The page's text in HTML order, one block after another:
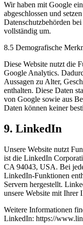
Wir haben mit Google
abgeschlossen und
Datenschutzbehörden
vollständig um.
8.5 Demografische
Diese Website nutzt die
Google Analytics.
Aussagen zu Alter,
enthalten. Diese Daten
von Google sowie aus
Daten können keiner
9. LinkedIn
Unsere Website nutzt
ist die LinkedIn
CA 94043, USA. Bei
LinkedIn-Funktionen
Servern hergestellt.
unsere Website mit Ihrer
Weitere Informationen
LinkedIn: https://